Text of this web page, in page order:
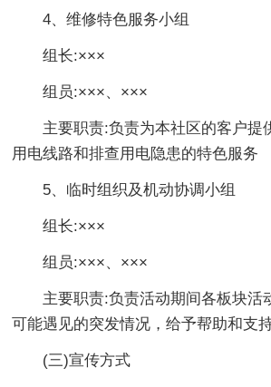
4、维修特色服务小组
组长:×××
组员:×××、×××
主要职责:负责为本社区的客户提
用电线路和排查用电隐患的特色服务
5、临时组织及机动协调小组
组长:×××
组员:×××、×××
主要职责:负责活动期间各板块活
可能遇见的突发情况，给予帮助和支持
(三)宣传方式